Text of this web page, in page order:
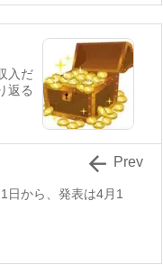
入だ
返る
日から、発表は4月1
 Prev